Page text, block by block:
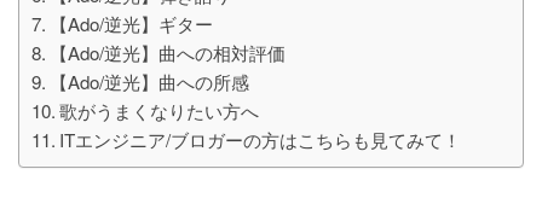
【Ado/逆光】ギター
【Ado/逆光】曲への相対評価
【Ado/逆光】曲への所感
歌がうまくなりたい方へ
ITエンジニア/ブロガーの方はこちらも見てみて！